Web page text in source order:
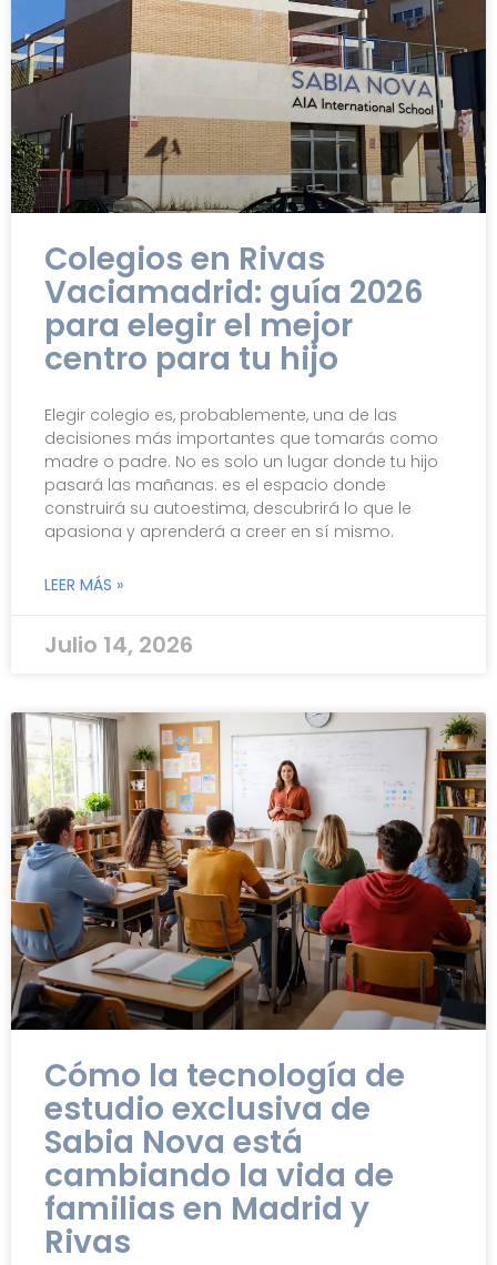
Colegios en Rivas
Vaciamadrid: guía 2026
para elegir el mejor
centro para tu hijo
Elegir colegio es, probablemente, una de las
decisiones más importantes que tomarás como
madre o padre. No es solo un lugar donde tu hijo
pasará las mañanas: es el espacio donde
construirá su autoestima, descubrirá lo que le
apasiona y aprenderá a creer en sí mismo.
LEER MÁS »
Julio 14, 2026
Cómo la tecnología de
estudio exclusiva de
Sabia Nova está
cambiando la vida de
familias en Madrid y
Rivas